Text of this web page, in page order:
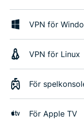
VPN för
VPN för Linux
För
För Apple TV